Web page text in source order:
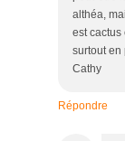
althéa,
est cactus
surtout en
Cathy
Répondre